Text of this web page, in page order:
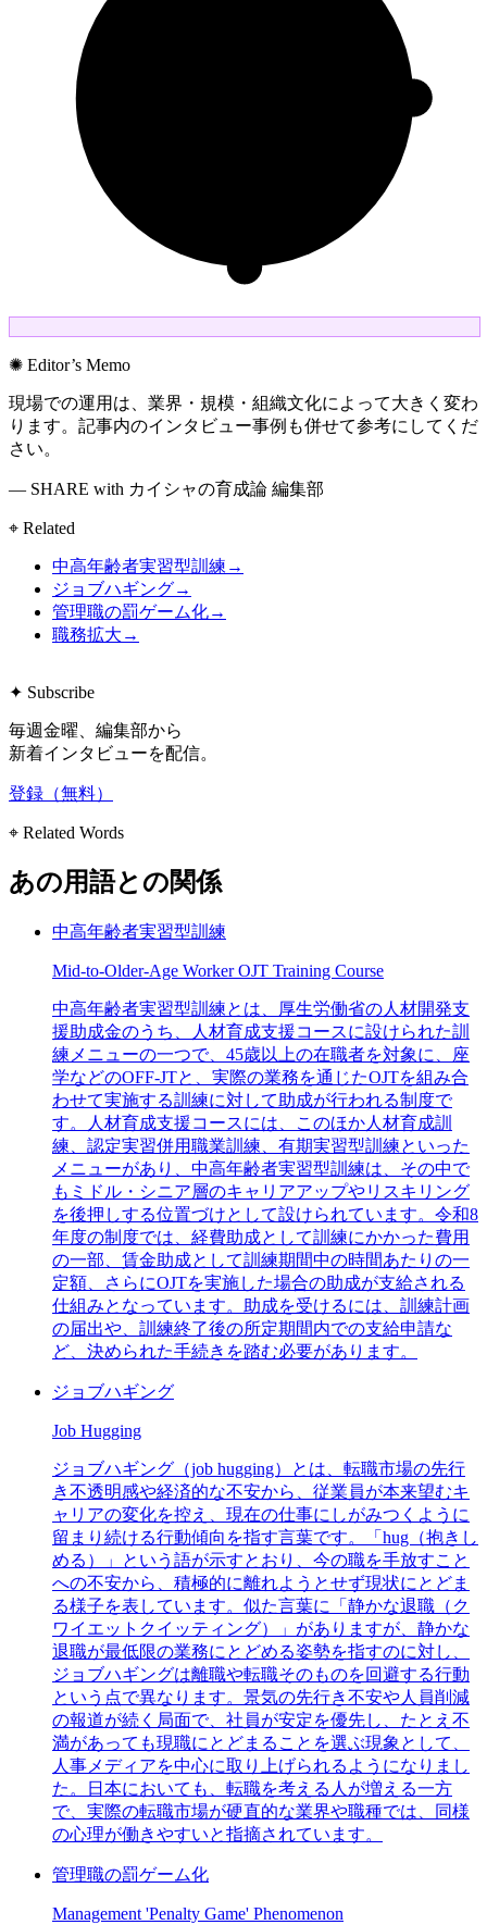
✺ Editor’s Memo
現場での運用は、業界・規模・組織文化によって大きく変わ
ります。記事内のインタビュー事例も併せて参考にしてくだ
さい。
— SHARE with カイシャの育成論 編集部
⌖ Related
中高年齢者実習型訓練 →
ジョブハギング→
管理職の罰ゲーム化→
職務拡大 →
✦ Subscribe
毎週金曜、編集部から
新着インタビューを配信。
登録（無料）
⌖ Related Words
あの用語との関係
中高年齢者実習型訓練
Mid-to-Older-Age Worker OJT Training Course
中高年齢者実習型訓練とは、厚生労働省の人材開発支
援助成金のうち、人材育成支援コースに設けられた訓
練メニューの一つで、45歳以上の在職者を対象に、座
学などのOFF-JTと、実際の業務を通じたOJTを組み合
わせて実施する訓練に対して助成が行われる制度で
す。人材育成支援コースには、このほか人材育成訓
練、認定実習併用職業訓練、有期実習型訓練といった
メニューがあり、中高年齢者実習型訓練は、その中で
もミドル・シニア層のキャリアアップやリスキリング
を後押しする位置づけとして設けられています。令和8
年度の制度では、経費助成として訓練にかかった費用
の一部、賃金助成として訓練期間中の時間あたりの一
定額、さらにOJTを実施した場合の助成が支給される
仕組みとなっています。助成を受けるには、訓練計画
の届出や、訓練終了後の所定期間内での支給申請な
ど、決められた手続きを踏む必要があります。
ジョブハギング
Job Hugging
ジョブハギング（job hugging）とは、転職市場の先行
き不透明感や経済的な不安から、従業員が本来望むキ
ャリアの変化を控え、現在の仕事にしがみつくように
留まり続ける行動傾向を指す言葉です。「hug（抱きし
める）」という語が示すとおり、今の職を手放すこと
への不安から、積極的に離れようとせず現状にとどま
る様子を表しています。似た言葉に「静かな退職（ク
ワイエットクイッティング）」がありますが、静かな
退職が最低限の業務にとどめる姿勢を指すのに対し、
ジョブハギングは離職や転職そのものを回避する行動
という点で異なります。景気の先行き不安や人員削減
の報道が続く局面で、社員が安定を優先し、たとえ不
満があっても現職にとどまることを選ぶ現象として、
人事メディアを中心に取り上げられるようになりまし
た。日本においても、転職を考える人が増える一方
で、実際の転職市場が硬直的な業界や職種では、同様
の心理が働きやすいと指摘されています。
管理職の罰ゲーム化
Management 'Penalty Game' Phenomenon